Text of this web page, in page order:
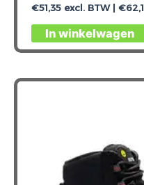
€51,35excl. BTW | €
In winkelwagen